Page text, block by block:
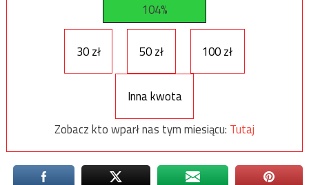
104%
30 zł 50 zł 100 zł
Inna kwota
Zobacz kto wparł nas tym miesiącu: Tutaj